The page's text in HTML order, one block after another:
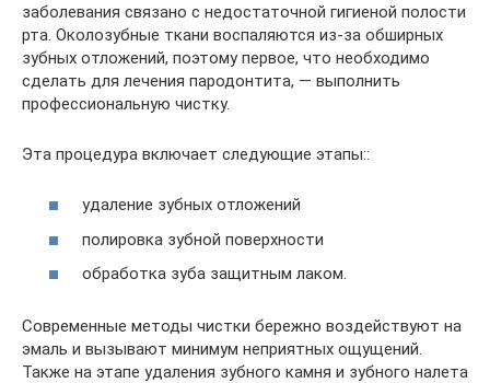
заболевания связано с недостаточной гигиеной полости
рта. Околозубные ткани воспаляются из-за обширных
зубных отложений, поэтому первое, что необходимо
сделать для лечения пародонтита, — выполнить
профессиональную чистку.
Эта процедура включает следующие этапы::
удаление зубных отложений
полировка зубной поверхности
обработка зуба защитным лаком.
Современные методы чистки бережно воздействуют на
эмаль и вызывают минимум неприятных ощущений.
Также на этапе удаления зубного камня и зубного налета